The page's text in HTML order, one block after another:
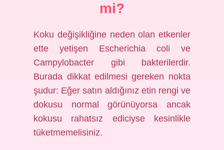
mi?
Koku değişikliğine neden olan etkenler
ette yetişen Escherichia coli ve
Campylobacter gibi bakterilerdir.
Burada dikkat edilmesi gereken nokta
şudur: Eğer satın aldığınız etin rengi ve
dokusu normal görünüyorsa ancak
kokusu rahatsız ediciyse kesinlikle
tüketmemelisiniz.